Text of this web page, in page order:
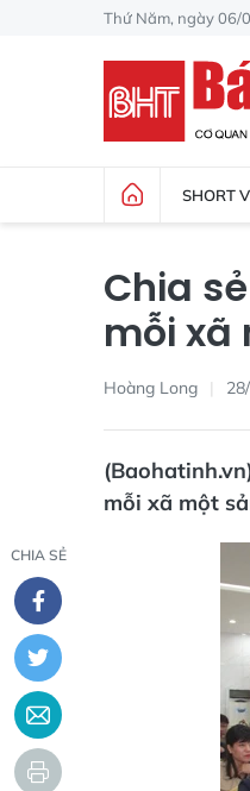
Thứ Năm, ngày 06/
SHORT
Chia
mỗi xã
Hoàng Long
mỗi xã một
CHIA SẺ